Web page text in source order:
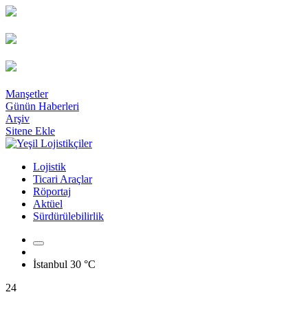
Manşetler
Günün Haberleri
Arşiv
Sitene Ekle
Lojistik
Ticari Araçlar
Röportaj
Aktüel
Sürdürülebilirlik
İstanbul 30 °C
24